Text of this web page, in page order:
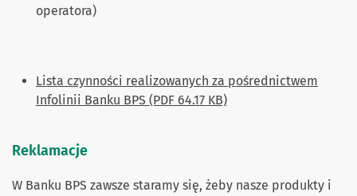
operatora)
Lista czynności realizowanych za pośrednictwem
Infolinii Banku BPS (PDF 64.17 KB)
Reklamacje
W Banku BPS zawsze staramy się, żeby nasze produkty i